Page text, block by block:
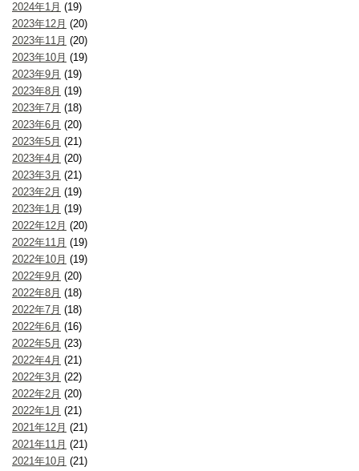
2024年1月 (19)
2023年12月 (20)
2023年11月 (20)
2023年10月 (19)
2023年9月 (19)
2023年8月 (19)
2023年7月 (18)
2023年6月 (20)
2023年5月 (21)
2023年4月 (20)
2023年3月 (21)
2023年2月 (19)
2023年1月 (19)
2022年12月 (20)
2022年11月 (19)
2022年10月 (19)
2022年9月 (20)
2022年8月 (18)
2022年7月 (18)
2022年6月 (16)
2022年5月 (23)
2022年4月 (21)
2022年3月 (22)
2022年2月 (20)
2022年1月 (21)
2021年12月 (21)
2021年11月 (21)
2021年10月 (21)